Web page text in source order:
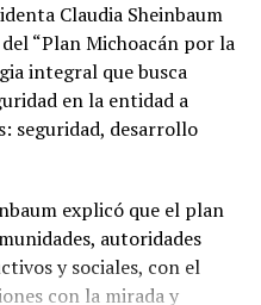
pago realizó en una
de propiedades en la
de los 2 millones 671
tiene un valor real
de 2013, adquirió en el
de San Luis
Claudia Sheinbaum
“Plan Michoacán por la
integral que busca
en la entidad a
seguridad, desarrollo
explicó que el plan
autoridades
y sociales, con el
con la mirada y